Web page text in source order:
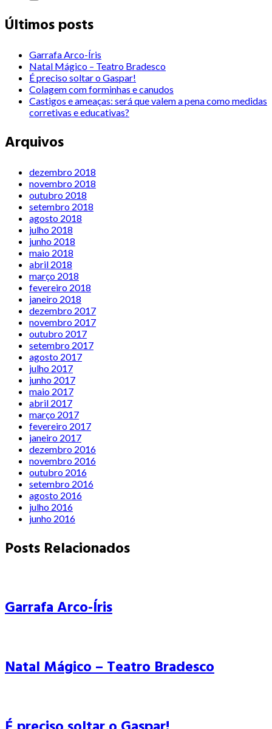
Últimos posts
Garrafa Arco-Íris
Natal Mágico – Teatro Bradesco
É preciso soltar o Gaspar!
Colagem com forminhas e canudos
Castigos e ameaças: será que valem a pena como medidas
corretivas e educativas?
Arquivos
dezembro 2018
novembro 2018
outubro 2018
setembro 2018
agosto 2018
julho 2018
junho 2018
maio 2018
abril 2018
março 2018
fevereiro 2018
janeiro 2018
dezembro 2017
novembro 2017
outubro 2017
setembro 2017
agosto 2017
julho 2017
junho 2017
maio 2017
abril 2017
março 2017
fevereiro 2017
janeiro 2017
dezembro 2016
novembro 2016
outubro 2016
setembro 2016
agosto 2016
julho 2016
junho 2016
Posts Relacionados
Garrafa Arco-Íris
Natal Mágico – Teatro Bradesco